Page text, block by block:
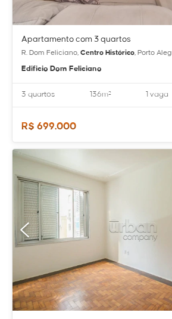
Apartamento com 3 quartos
R. Dom Feliciano, Centro Histórico, Porto
Edificio Dom Feliciano
3 quartos 136m² 1 vaga
R$ 699.000